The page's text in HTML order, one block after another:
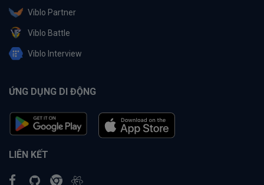
Viblo Partner
Viblo Battle
Viblo Interview
ỨNG DỤNG DI ĐỘNG
LIÊN KẾT